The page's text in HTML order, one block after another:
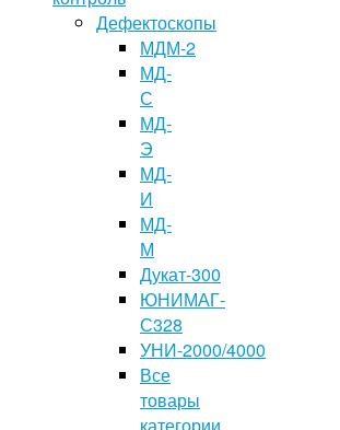
Дефектоскопы
МДМ-2
МД-
С
МД-
Э
МД-
И
МД-
М
Дукат-300
ЮНИМАГ-
С328
УНИ-2000/4000
Все
товары